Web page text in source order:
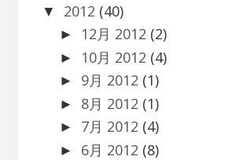
▼ 2012 (40)
► 12月 2012 (2)
► 10月 2012 (4)
► 9月 2012 (1)
► 8月 2012 (1)
► 7月 2012 (4)
► 6月 2012 (8)